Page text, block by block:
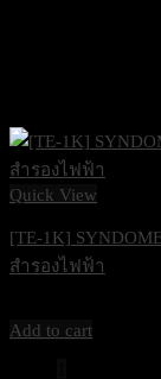
Quick View
[TE-1K]
สำรองไฟฟ้า
Add to cart